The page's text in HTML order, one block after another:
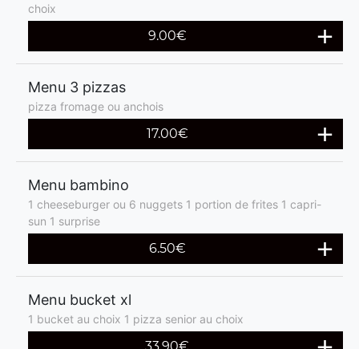
choix
9.00€
Menu 3 pizzas
pizza fromage ou anchois
17.00€
Menu bambino
1 cheeseburger ou 6 nuggets 1 portion de frites 1 capri-
sun 1 surprise
6.50€
Menu bucket xl
1 bucket au choix 1 pizza senior au choix